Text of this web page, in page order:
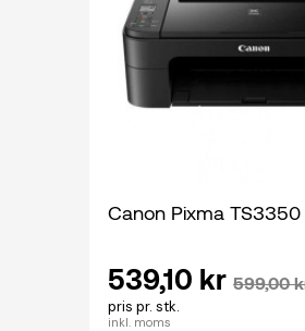
Canon Pixma TS3350
pris pr. stk.
inkl. moms
539,10 kr 599,00